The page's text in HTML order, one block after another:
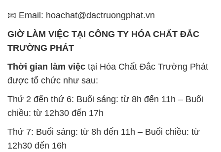
📧 Email: hoachat@dactruongphat.vn
GIỜ LÀM VIỆC TẠI CÔNG TY HÓA CHẤT ĐẮC
TRƯỜNG PHÁT
Thời gian làm việc tại Hóa Chất Đắc Trường Phát
được tổ chức như sau:
Thứ 2 đến thứ 6: Buổi sáng: từ 8h đến 11h – Buổi
chiều: từ 12h30 đến 17h
Thứ 7: Buổi sáng: từ 8h đến 11h – Buổi chiều: từ
12h30 đến 16h